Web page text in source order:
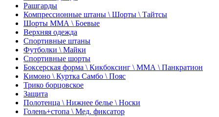
Рашгарды
Компрессионные штаны \ Шорты \ Тайтсы
Шорты ММА \ Боевые
Верхняя одежда
Спортивные штаны
Футболки \ Майки
Спортивные шорты
Боксерская форма \ Кикбоксинг \ ММА \ Панкратион
Кимоно \ Куртка Самбо \ Пояс
Трико борцовское
Защита
Полотенца \ Нижнее белье \ Носки
Голень+стопа \ Мед. фиксатор